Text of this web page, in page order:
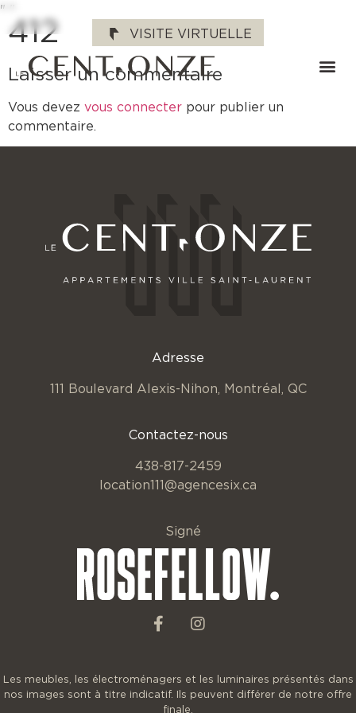
" "
VISITE VIRTUELLE
412
Laisser un commentaire
Vous devez vous connecter pour publier un
commentaire.
Adresse
111 Boulevard Alexis-Nihon, Montréal, QC
Contactez-nous
438-817-2459
location111@agencesix.ca
Signé
Les meubles, les électroménagers et les luminaires présentés dans
nos images sont à titre indicatif. Ils peuvent différer de notre offre
finale.